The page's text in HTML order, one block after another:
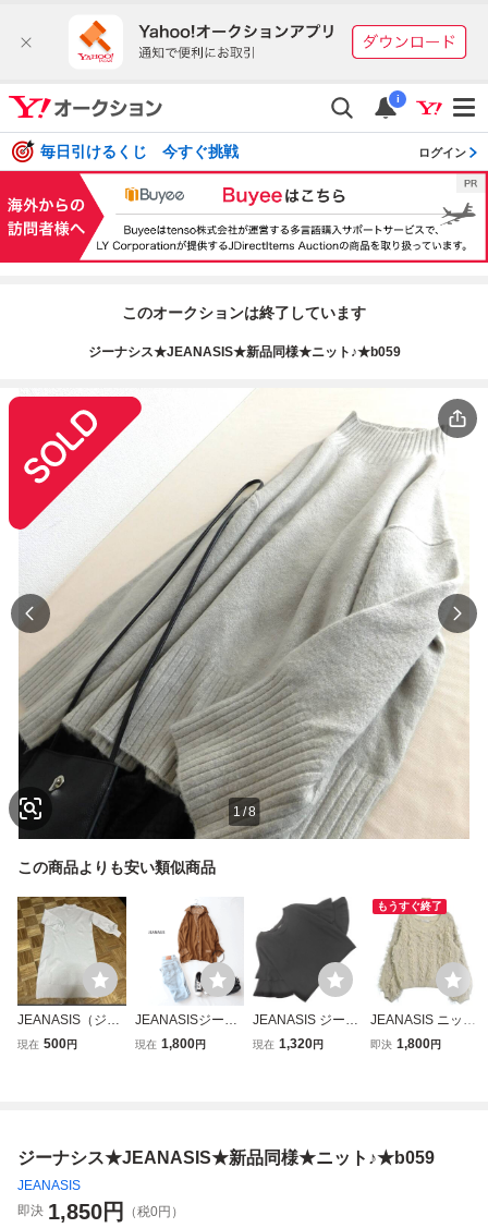
i
毎日引けるくじ 今すぐ挑戦 ログイン
このオークションは終了しています
ジーナシス★JEANASIS★新品同様★ニット♪★b059
1/8
この商品よりも安い類似商品
JEANASIS（ジー
ナシス）ニットワ
現在 500円
JEANASISジーナ
シス★シアーシャ
現在 1,800円
JEANASIS ジーナ
シス フリル ニッ
現在 1,320円
もうすぐ終了
JEANASIS ニッ
ト・セーター レデ
即決 1,800円
ジーナシス★JEANASIS★新品同様★ニット♪★b059
JEANASIS
即決 1,850円 （税0円）